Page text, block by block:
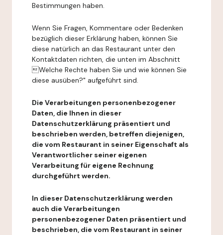
Bestimmungen haben.
Wenn Sie Fragen, Kommentare oder Bedenken
bezüglich dieser Erklärung haben, können Sie
diese natürlich an das Restaurant unter den
Kontaktdaten richten, die unten im Abschnitt
Welche Rechte haben Sie und wie können Sie
diese ausüben?" aufgeführt sind.
Die Verarbeitungen personenbezogener
Daten, die Ihnen in dieser
Datenschutzerklärung präsentiert und
beschrieben werden, betreffen diejenigen,
die vom Restaurant in seiner Eigenschaft als
Verantwortlicher seiner eigenen
Verarbeitung für eigene Rechnung
durchgeführt werden.
In dieser Datenschutzerklärung werden
auch die Verarbeitungen
personenbezogener Daten präsentiert und
beschrieben, die vom Restaurant in seiner